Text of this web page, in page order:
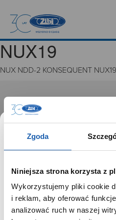
Zgoda
Niniejsza strona korzysta z
Wykorzystujemy pliki cookie
i reklam, aby oferować
analizować ruch w naszej
NUX19
NUX NDD-2 KONSEQUENT NUX19
GRUPA ZIBI
Historia
Misja, wizja i wartości Grupy
Ważne daty
Zgoda na ciasteczka
PRODUKTY
Zegarki
SZANOWNY
SZANOWNA